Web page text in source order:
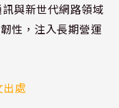
與新世代網路領域
性，注入長期營運
出處